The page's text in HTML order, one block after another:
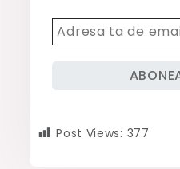
Post Views: 377